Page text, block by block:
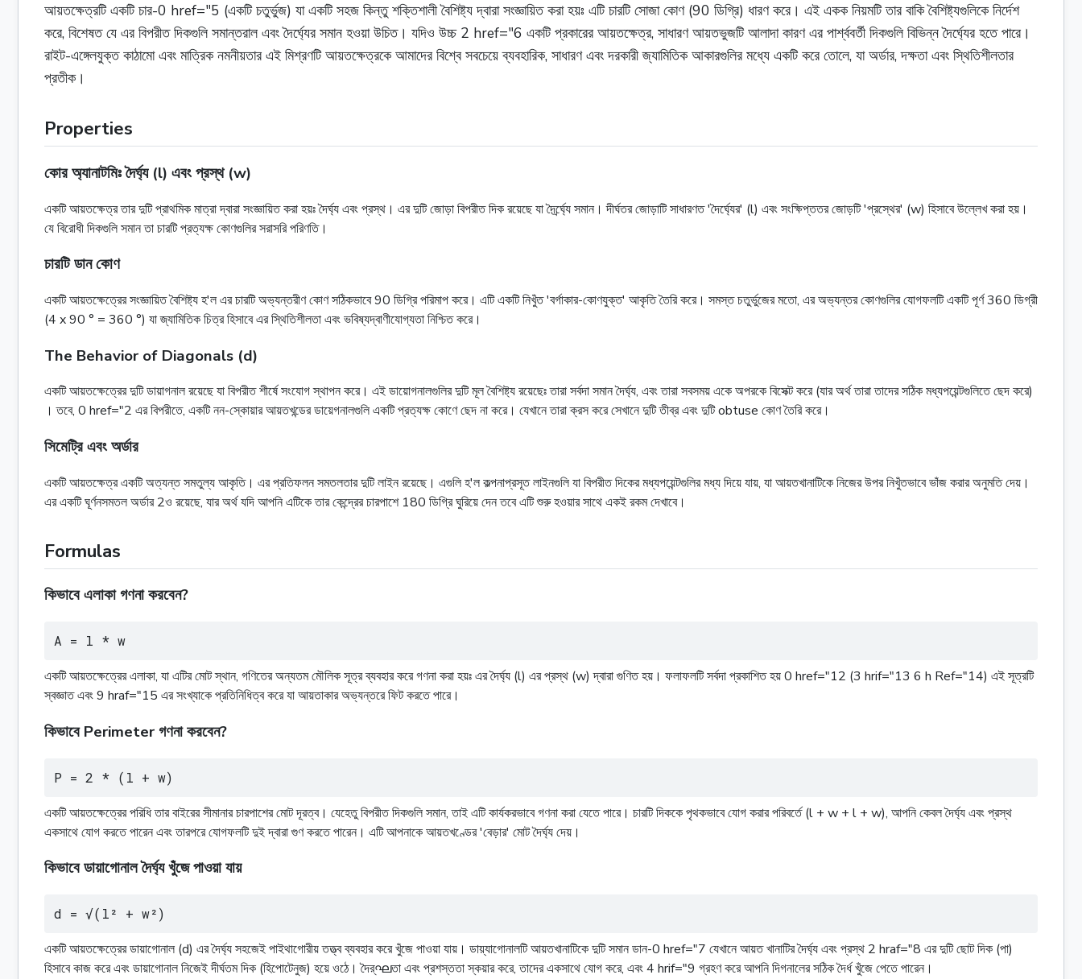
আয়তক্ষেত্রটি একটি চার-0 href="5 (একটি চতুর্ভুজ) যা একটি সহজ কিন্তু শক্তিশালী বৈশিষ্ট্য দ্বারা সংজ্ঞায়িত করা হয়ঃ এটি চারটি সোজা কোণ (90 ডিগ্রি) ধারণ করে। এই একক নিয়মটি তার বাকি বৈশিষ্ট্যগুলিকে নির্দেশ
করে, বিশেষত যে এর বিপরীত দিকগুলি সমান্তরাল এবং দৈর্ঘ্যের সমান হওয়া উচিত। যদিও উচ্চ 2 href="6 একটি প্রকারের আয়তক্ষেত্র, সাধারণ আয়তভুজটি আলাদা কারণ এর পার্শ্ববর্তী দিকগুলি বিভিন্ন দৈর্ঘ্যের হতে পারে।
রাইট-এঙ্গেলযুক্ত কাঠামো এবং মাত্রিক নমনীয়তার এই মিশ্রণটি আয়তক্ষেত্রকে আমাদের বিশ্বে সবচেয়ে ব্যবহারিক, সাধারণ এবং দরকারী জ্যামিতিক আকারগুলির মধ্যে একটি করে তোলে, যা অর্ডার, দক্ষতা এবং স্থিতিশীলতার
প্রতীক।
Properties
কোর অ্যানাটমিঃ দৈর্ঘ্য (l) এবং প্রস্থ (w)
একটি আয়তক্ষেত্র তার দুটি প্রাথমিক মাত্রা দ্বারা সংজ্ঞায়িত করা হয়ঃ দৈর্ঘ্য এবং প্রস্থ। এর দুটি জোড়া বিপরীত দিক রয়েছে যা দৈর্র্ঘ্যে সমান। দীর্ঘতর জোড়াটি সাধারণত 'দৈর্ঘ্যের' (l) এবং সংক্ষিপ্ততর জোড়টি 'প্রস্থের' (w) হিসাবে উল্লেখ করা হয়।
যে বিরোধী দিকগুলি সমান তা চারটি প্রত্যক্ষ কোণগুলির সরাসরি পরিণতি।
চারটি ডান কোণ
একটি আয়তক্ষেত্রের সংজ্ঞায়িত বৈশিষ্ট্য হ'ল এর চারটি অভ্যন্তরীণ কোণ সঠিকভাবে 90 ডিগ্রি পরিমাপ করে। এটি একটি নিখুঁত 'বর্গাকার-কোণযুক্ত' আকৃতি তৈরি করে। সমস্ত চতুর্ভুজের মতো, এর অভ্যন্তর কোণগুলির যোগফলটি একটি পূর্ণ 360 ডিগ্রী
(4 x 90 ° = 360 °) যা জ্যামিতিক চিত্র হিসাবে এর স্থিতিশীলতা এবং ভবিষ্যদ্বাণীযোগ্যতা নিশ্চিত করে।
The Behavior of Diagonals (d)
একটি আয়তক্ষেত্রের দুটি ডায়াগনাল রয়েছে যা বিপরীত শীর্ষে সংযোগ স্থাপন করে। এই ডায়োগনালগুলির দুটি মূল বৈশিষ্ট্য রয়েছেঃ তারা সর্বদা সমান দৈর্ঘ্য, এবং তারা সবসময় একে অপরকে বিসেক্ট করে (যার অর্থ তারা তাদের সঠিক মধ্যপয়েন্টগুলিতে ছেদ করে)
। তবে, 0 href="2 এর বিপরীতে, একটি নন-স্কোয়ার আয়তখন্ডের ডায়েগনালগুলি একটি প্রত্যক্ষ কোণে ছেদ না করে। যেখানে তারা ক্রস করে সেখানে দুটি তীব্র এবং দুটি obtuse কোণ তৈরি করে।
সিমেট্রি এবং অর্ডার
একটি আয়তক্ষেত্র একটি অত্যন্ত সমতুল্য আকৃতি। এর প্রতিফলন সমতলতার দুটি লাইন রয়েছে। এগুলি হ'ল কল্পনাপ্রসূত লাইনগুলি যা বিপরীত দিকের মধ্যপয়েন্টগুলির মধ্য দিয়ে যায়, যা আয়তখানাটিকে নিজের উপর নিখুঁতভাবে ভাঁজ করার অনুমতি দেয়।
এর একটি ঘূর্ণনসমতল অর্ডার 2ও রয়েছে, যার অর্থ যদি আপনি এটিকে তার কেন্দ্রের চারপাশে 180 ডিগ্রি ঘুরিয়ে দেন তবে এটি শুরু হওয়ার সাথে একই রকম দেখাবে।
Formulas
কিভাবে এলাকা গণনা করবেন?
A = l * w
একটি আয়তক্ষেত্রের এলাকা, যা এটির মোট স্থান, গণিতের অন্যতম মৌলিক সূত্র ব্যবহার করে গণনা করা হয়ঃ এর দৈর্ঘ্য (l) এর প্রস্থ (w) দ্বারা গুণিত হয়। ফলাফলটি সর্বদা প্রকাশিত হয় 0 href="12 (3 hrif="13 6 h Ref="14) এই সূত্রটি
স্বজ্ঞাত এবং 9 hraf="15 এর সংখ্যাকে প্রতিনিধিত্ব করে যা আয়তাকার অভ্যন্তরে ফিট করতে পারে।
কিভাবে Perimeter গণনা করবেন?
P = 2 * (l + w)
একটি আয়তক্ষেত্রের পরিধি তার বাইরের সীমানার চারপাশের মোট দূরত্ব। যেহেতু বিপরীত দিকগুলি সমান, তাই এটি কার্যকরভাবে গণনা করা যেতে পারে। চারটি দিককে পৃথকভাবে যোগ করার পরিবর্তে (l + w + l + w), আপনি কেবল দৈর্ঘ্য এবং প্রস্থ
একসাথে যোগ করতে পারেন এবং তারপরে যোগফলটি দুই দ্বারা গুণ করতে পারেন। এটি আপনাকে আয়তখণ্ডের 'বেড়ার' মোট দৈৰ্ঘ্য দেয়।
কিভাবে ডায়াগোনাল দৈর্ঘ্য খুঁজে পাওয়া যায়
d = √(l² + w²)
একটি আয়তক্ষেত্রের ডায়াগোনাল (d) এর দৈর্ঘ্য সহজেই পাইথাগোরীয় তত্ত্ব ব্যবহার করে খুঁজে পাওয়া যায়। ডায়্যাগোনালটি আয়তখানাটিকে দুটি সমান ডান-0 href="7 যেখানে আয়ত খানাটির দৈৰ্ঘ্য এবং প্রস্থ 2 hraf="8 এর দুটি ছোট দিক (পা)
হিসাবে কাজ করে এবং ডায়াগোনাল নিজেই দীর্ঘতম দিক (হিপোটেনুজ) হয়ে ওঠে। দৈর্ഘতা এবং প্রশস্ততা স্কয়ার করে, তাদের একসাথে যোগ করে, এবং 4 hrif="9 গ্রহণ করে আপনি দিগনালের সঠিক দৈর্ধ খুঁজে পেতে পারেন।